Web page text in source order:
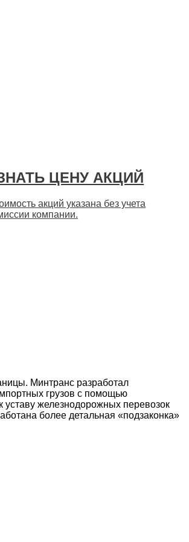
ЦЕНУ АКЦИЙ
акций указана без учета
компании.
Минтранс разработал
грузов с помощью
железнодорожных перевозок
более детальная «подзаконка»